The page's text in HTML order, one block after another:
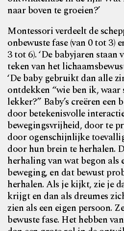
naar boven te groeien?’
Montessori verdeelt de
onbewuste fase (van 0 tot 3)
3 tot 6). ‘De babyjaren
teken van het
‘De baby gebruikt dan alle
ontdekken “wie ben ik,
lekker?” Baby’s creëren een
door betekenisvolle
bewegingsvrijheid, door te
door ogenschijnlijke
door hun brein te herhalen.
herhaling van wat begon als
beweging, en dat bewust
herhalen. Als je kijkt, zie je
krijgt en dan als dreumes
zien als een eigen persoon.
bewuste fase. Het hebben